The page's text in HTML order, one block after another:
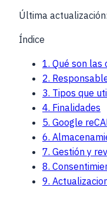
Última actualización:
Índice
1. Qué son las
2.
3. Tipos que
4. Finalidades
5. Google
6.
7. Gestión y
8.
9.